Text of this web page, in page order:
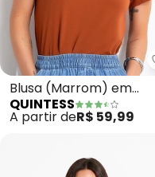
Blusa (Marrom) em
Malha de Viscose
QUINTESS
A partir deR$ 59,99